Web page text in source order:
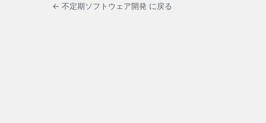
← 不定期ソフトウェア開発 に戻る